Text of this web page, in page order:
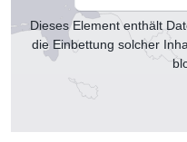
Dieses Element enthält
die Einbettung solcher